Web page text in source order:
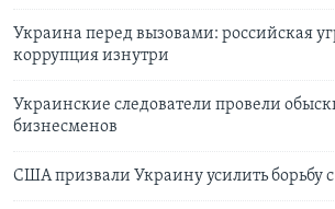
Украина перед вызовами: российская
коррупция изнутри
Украинские следователи провели
бизнесменов
США призвали Украину усилить борьбу